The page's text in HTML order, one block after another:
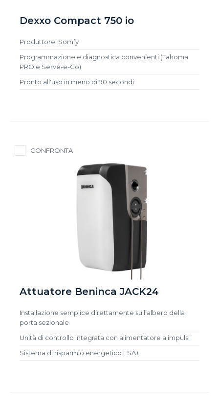
Dexxo Compact 750 io
Produttore: Somfy
Programmazione e diagnostica convenienti (Tahoma
PRO e Serve-e-Go)
Pronto all'uso in meno di 90 secondi
CONFRONTA
Attuatore Beninca JACK24
Installazione semplice direttamente sull’albero della
porta sezionale
Unità di controllo integrata con alimentatore a impulsi
Sistema di risparmio energetico ESA+